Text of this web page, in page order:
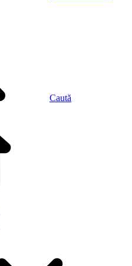
Caută